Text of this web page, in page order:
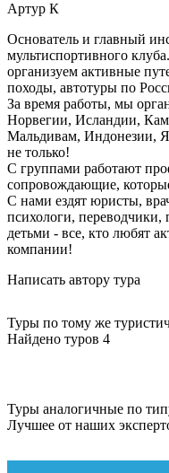
Артур К
Основатель и главный
мультиспортивного
организуем активные
походы, автотуры по
За время работы, мы
Норвегии, Исландии,
Мальдивам, Индонезии,
не только!
С группами работают
сопровождающие,
С нами ездят юристы,
психологи,
детьми - все, кто любят
компании!
Написать автору тура
Туры по тому же
Найдено туров 4
Туры аналогичные по
Лучшее от наших